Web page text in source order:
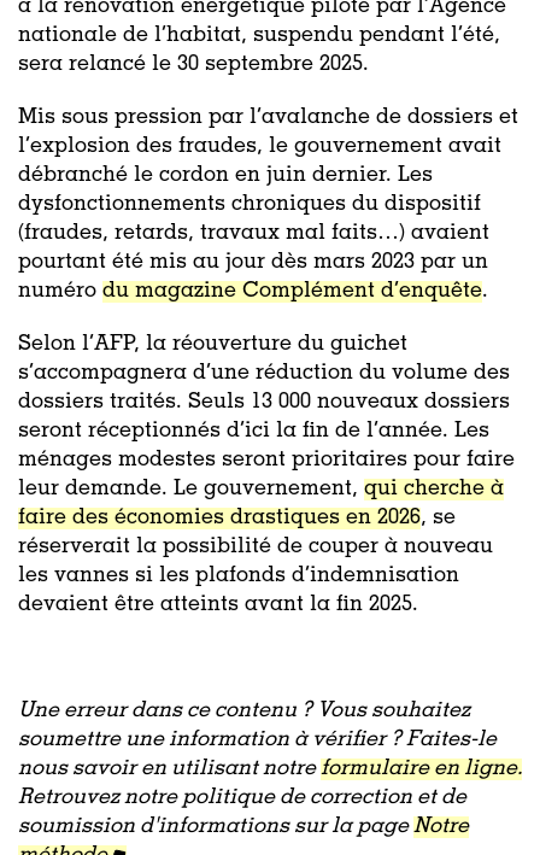
à la rénovation énergétique piloté par l’Agence
nationale de l’habitat, suspendu pendant l’été,
sera relancé le 30 septembre 2025.
Mis sous pression par l’avalanche de dossiers et
l’explosion des fraudes, le gouvernement avait
débranché le cordon en juin dernier. Les
dysfonctionnements chroniques du dispositif
(fraudes, retards, travaux mal faits…) avaient
pourtant été mis au jour dès mars 2023 par un
numéro du magazine Complément d’enquête.
Selon l’AFP, la réouverture du guichet
s’accompagnera d’une réduction du volume des
dossiers traités. Seuls 13 000 nouveaux dossiers
seront réceptionnés d’ici la fin de l’année. Les
ménages modestes seront prioritaires pour faire
leur demande. Le gouvernement, qui cherche à
faire des économies drastiques en 2026, se
réserverait la possibilité de couper à nouveau
les vannes si les plafonds d’indemnisation
devaient être atteints avant la fin 2025.
Une erreur dans ce contenu ? Vous souhaitez
soumettre une information à vérifier ? Faites-le
nous savoir en utilisant notreformulaire en ligne.
Retrouvez notre politique de correction et de
soumission d'informations sur la pageNotre